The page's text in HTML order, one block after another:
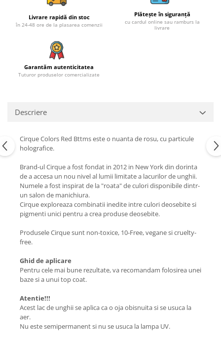
Livrare rapidă din stoc
în 24-48 ore de la plasarea comenzii
Plătește în siguranță
cu cardul online sau ramburs la
livrare
Garantăm autenticitatea
Tuturor produselor comercializate
Descriere
Cirque Colors Red Bttms este o nuanta de rosu, cu particule
holografice.
Brand-ul Cirque a fost fondat in 2012 in New York din dorinta
de a accesa un nou nivel al lumii limitate a lacurilor de unghii.
Numele a fost inspirat de la "roata" de culori disponibile dintr-
un salon de manichiura.
Cirque exploreaza combinatii inedite intre culori deosebite si
pigmenti unici pentru a crea produse deosebite.
Produsele Cirque sunt non-toxice, 10-Free, vegane si cruelty-
free.
Ghid de aplicare
Pentru cele mai bune rezultate, va recomandam folosirea unei
baze si a unui top coat.
Atentie!!!
Acest lac de unghii se aplica ca o oja obisnuita si se usuca la
aer.
Nu este semipermanent si nu se usuca la lampa UV.